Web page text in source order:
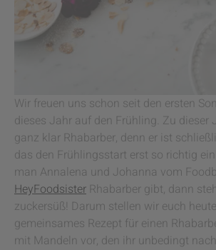
Wir freuen uns schon seit den ersten
dieses Jahr auf den Frühling. Zu dieser
ganz klar Rhabarber, denn er ist
das den Frühlingsstart erst so richtig
man Annalena und Johanna vom
HeyFoodsister Rhabarber gibt, dann
zuckersüß! Darum stellen wir euch
gemeinsames Rezept für einen
mit Mandeln vor, den ihr unbedingt